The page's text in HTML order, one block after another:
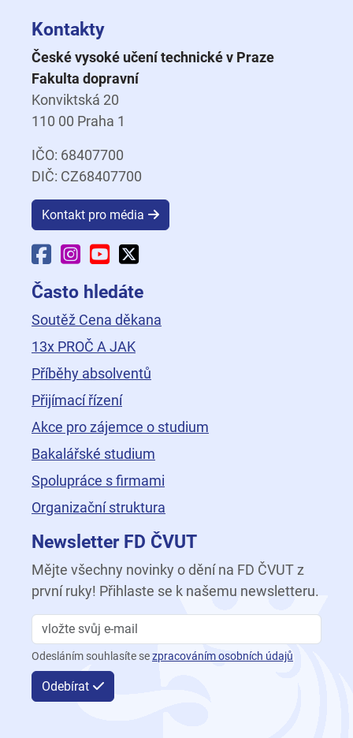
Kontakty
České vysoké učení technické v Praze
Fakulta dopravní
Konviktská 20
110 00 Praha 1
IČO: 68407700
DIČ: CZ68407700
Kontakt pro média
Facebook Fakulty dopravní
Instagram Fakulty dopravní
YouTube Fakulty dopravní
Často hledáte
Soutěž Cena děkana
13x PROČ A JAK
Příběhy absolventů
Přijímací řízení
Akce pro zájemce o studium
Bakalářské studium
Spolupráce s firmami
Organizační struktura
Newsletter FD ČVUT
Mějte všechny novinky o dění na FD ČVUT z
první ruky! Přihlaste se k našemu newsletteru.
Odesláním souhlasíte sezpracováním osobních údajů
Odebírat